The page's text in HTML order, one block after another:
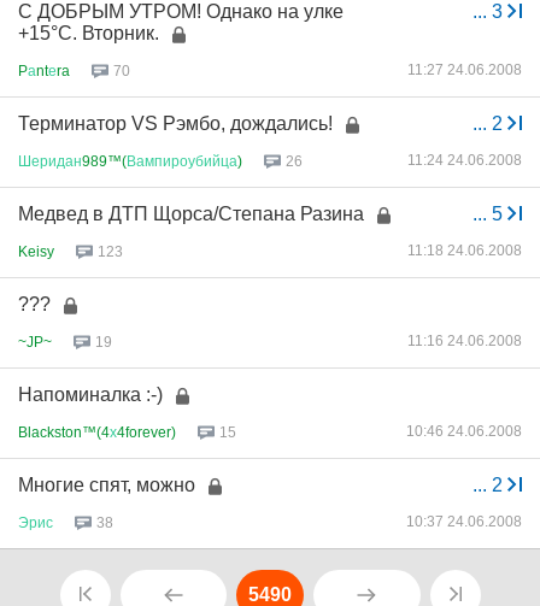
... 3
С ДОБРЫМ УТРОМ! Однако на улке
+15°C. Вторник.
Pаntеra 70 11:27 24.06.2008
... 2
Терминатор VS Рэмбо, дождались!
Шеридан989™(Вампироубийца) 26 11:24 24.06.2008
... 5
Медвед в ДТП Щорса/Степана Разина
Keisy 123 11:18 24.06.2008
???
~JP~ 19 11:16 24.06.2008
Напоминалка :-)
Blackston™(4х4forever) 15 10:46 24.06.2008
... 2
Многие спят, можно
Эрис 38 10:37 24.06.2008
5490